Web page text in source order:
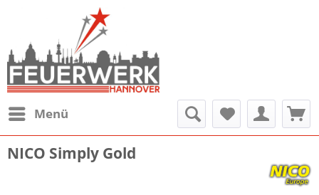
Menü
NICO Simply Gold